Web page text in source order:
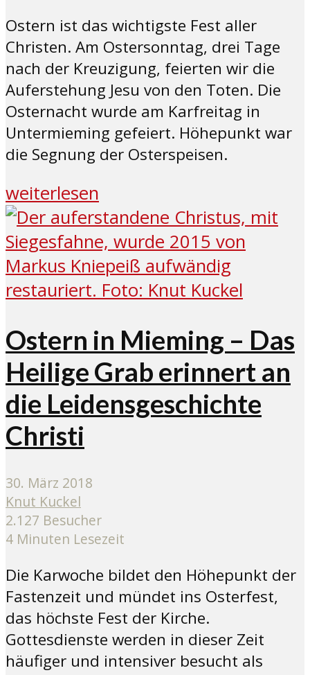
Ostern ist das wichtigste Fest aller
Christen. Am Ostersonntag, drei Tage
nach der Kreuzigung, feierten wir die
Auferstehung Jesu von den Toten. Die
Osternacht wurde am Karfreitag in
Untermieming gefeiert. Höhepunkt war
die Segnung der Osterspeisen.
weiterlesen
Ostern in Mieming – Das
Heilige Grab erinnert an
die Leidensgeschichte
Christi
30. März 2018
Knut Kuckel
2.127 Besucher
4 Minuten Lesezeit
Die Karwoche bildet den Höhepunkt der
Fastenzeit und mündet ins Osterfest,
das höchste Fest der Kirche.
Gottesdienste werden in dieser Zeit
häufiger und intensiver besucht als